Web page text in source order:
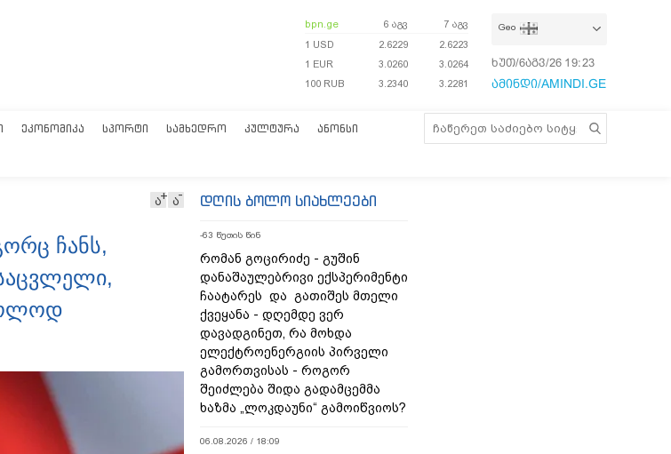
bpn.ge 6 აგვ
7 აგვ
1 USD
2.6229
2.6223
1 EUR
3.0260
3.0264
100 RUB
3.2340 3.2281
Geo
ხუთ/6აგვ/26 19:23:39
ამინდი/AMINDI.GE
ᲔᲙᲝᲜᲝᲛᲘᲙᲐ ᲡᲞᲝᲠᲢᲘ ᲡᲐᲛᲮᲔᲓᲠᲝ ᲙᲣᲚᲢᲣᲠᲐ ᲐᲜᲝᲜᲡᲘ
ა ა
ჩანს,
დღის ბოლო სიახლეები
-63 წუთის წინ
რომან გოცირიძე - გუშინ
დანაშაულებრივი ექსპერიმენტი
ჩაატარეს და გათიშეს მთელი
ქვეყანა - დღემდე ვერ
დავადგინეთ, რა მოხდა
ელექტროენერგიის პირველი
გამორთვისას - როგორ
შეიძლება შიდა გადამცემმა
ხაზმა „ლოკდაუნი“ გამოიწვიოს?
06.08.2026 / 18:09